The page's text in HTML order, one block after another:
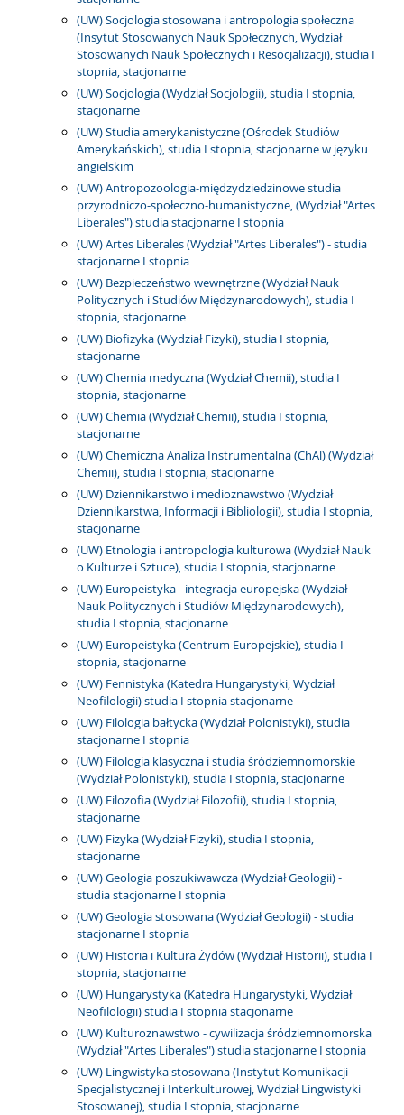
(UW) Socjologia stosowana i antropologia społeczna
(Insytut Stosowanych Nauk Społecznych, Wydział
Stosowanych Nauk Społecznych i Resocjalizacji), studia I
stopnia, stacjonarne
(UW) Socjologia (Wydział Socjologii), studia I stopnia,
stacjonarne
(UW) Studia amerykanistyczne (Ośrodek Studiów
Amerykańskich), studia I stopnia, stacjonarne w języku
angielskim
(UW) Antropozoologia-międzydziedzinowe studia
przyrodniczo-społeczno-humanistyczne, (Wydział "Artes
Liberales") studia stacjonarne I stopnia
(UW) Artes Liberales (Wydział "Artes Liberales") - studia
stacjonarne I stopnia
(UW) Bezpieczeństwo wewnętrzne (Wydział Nauk
Politycznych i Studiów Międzynarodowych), studia I
stopnia, stacjonarne
(UW) Biofizyka (Wydział Fizyki), studia I stopnia,
stacjonarne
(UW) Chemia medyczna (Wydział Chemii), studia I
stopnia, stacjonarne
(UW) Chemia (Wydział Chemii), studia I stopnia,
stacjonarne
(UW) Chemiczna Analiza Instrumentalna (ChAl) (Wydział
Chemii), studia I stopnia, stacjonarne
(UW) Dziennikarstwo i medioznawstwo (Wydział
Dziennikarstwa, Informacji i Bibliologii), studia I stopnia,
stacjonarne
(UW) Etnologia i antropologia kulturowa (Wydział Nauk
o Kulturze i Sztuce), studia I stopnia, stacjonarne
(UW) Europeistyka - integracja europejska (Wydział
Nauk Politycznych i Studiów Międzynarodowych),
studia I stopnia, stacjonarne
(UW) Europeistyka (Centrum Europejskie), studia I
stopnia, stacjonarne
(UW) Fennistyka (Katedra Hungarystyki, Wydział
Neofilologii) studia I stopnia stacjonarne
(UW) Filologia bałtycka (Wydział Polonistyki), studia
stacjonarne I stopnia
(UW) Filologia klasyczna i studia śródziemnomorskie
(Wydział Polonistyki), studia I stopnia, stacjonarne
(UW) Filozofia (Wydział Filozofii), studia I stopnia,
stacjonarne
(UW) Fizyka (Wydział Fizyki), studia I stopnia,
stacjonarne
(UW) Geologia poszukiwawcza (Wydział Geologii) -
studia stacjonarne I stopnia
(UW) Geologia stosowana (Wydział Geologii) - studia
stacjonarne I stopnia
(UW) Historia i Kultura Żydów (Wydział Historii), studia I
stopnia, stacjonarne
(UW) Hungarystyka (Katedra Hungarystyki, Wydział
Neofilologii) studia I stopnia stacjonarne
(UW) Kulturoznawstwo - cywilizacja śródziemnomorska
(Wydział "Artes Liberales") studia stacjonarne I stopnia
(UW) Lingwistyka stosowana (Instytut Komunikacji
Specjalistycznej i Interkulturowej, Wydział Lingwistyki
Stosowanej), studia I stopnia, stacjonarne